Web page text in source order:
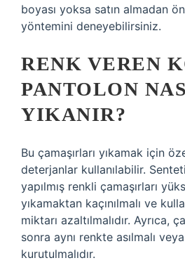
boyası yoksa satın almadan
yöntemini deneyebilirsiniz.
RENK VEREN
PANTOLON
YIKANIR?
Bu çamaşırları yıkamak için
deterjanlar kullanılabilir.
yapılmış renkli çamaşırları
yıkamaktan kaçınılmalı ve
miktarı azaltılmalıdır. Ayrıca,
sonra aynı renkte asılmalı
kurutulmalıdır.